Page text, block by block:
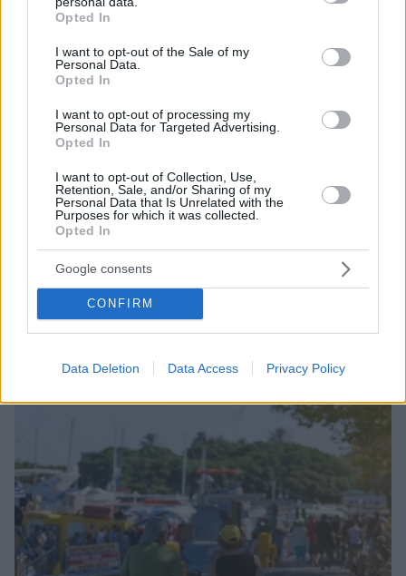
grant or deny consent to Google and its third-party tags to
use your data for below specified purposes in below Google
consent section.
Opted In
I want to opt-out of the Sale of my
Personal Data.
Opted In
I want to opt-out of processing my
Personal Data for Targeted Advertising.
Opted In
I want to opt-out of Collection, Use,
Retention, Sale, and/or Sharing of my
Personal Data that Is Unrelated with the
Purposes for which it was collected.
Opted In
Google consents
CONFIRM
Data Deletion Data Access Privacy Policy
«Δεν ήταν κοντά στο παιδί και πριν έναν μήνα το
είχε αφήσει ξανά μόνο» ισχυρίζεται ο ιδιοκτήτης
του beach bar για τον πατέρα του 4χρονου στην
Πάρο
10.08.2026, 12:21